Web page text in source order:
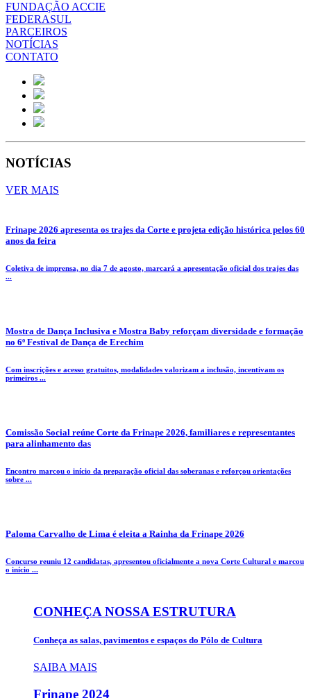
FUNDAÇÃO ACCIE
FEDERASUL
PARCEIROS
NOTÍCIAS
CONTATO
NOTÍCIAS
VER MAIS
Frinape 2026 apresenta os trajes da Corte e projeta edição histórica pelos 60
anos da feira
Coletiva de imprensa, no dia 7 de agosto, marcará a apresentação oficial dos trajes das
...
Mostra de Dança Inclusiva e Mostra Baby reforçam diversidade e formação
no 6º Festival de Dança de Erechim
Com inscrições e acesso gratuitos, modalidades valorizam a inclusão, incentivam os
primeiros ...
Comissão Social reúne Corte da Frinape 2026, familiares e representantes
para alinhamento das
Encontro marcou o início da preparação oficial das soberanas e reforçou orientações
sobre ...
Paloma Carvalho de Lima é eleita a Rainha da Frinape 2026
Concurso reuniu 12 candidatas, apresentou oficialmente a nova Corte Cultural e marcou
o início ...
CONHEÇA NOSSA ESTRUTURA
Conheça as salas, pavimentos e espaços do Pólo de Cultura
SAIBA MAIS
Frinape 2024